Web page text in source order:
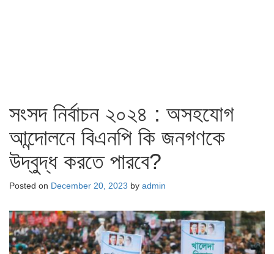
সংসদ নির্বাচন ২০২৪ : অসহযোগ
আন্দোলনে বিএনপি কি জনগণকে
উদ্বুদ্ধ করতে পারবে?
Posted on December 20, 2023 by admin